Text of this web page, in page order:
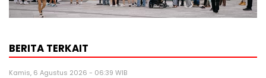
BERITA TERKAIT
Kamis, 6 Agustus 2026 - 06:39 WIB